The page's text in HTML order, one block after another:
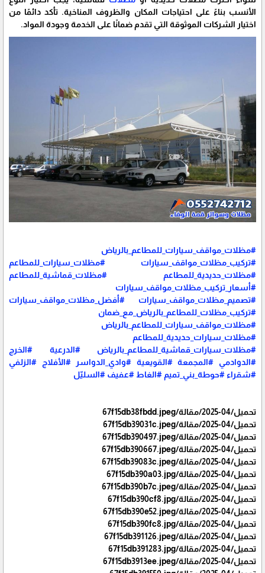
الأنسب بناءً على احتياجات المكان والظروف المناخية. تأكد دائمًا من
اختيار الشركات الموثوقة التي تقدم ضمانًا على الخدمة وجودة المواد.
#مظلات_مواقف_سيارات_للمطاعم_بالرياض
#تركيب_مظلات_مواقف_سيارات
#مظلات_سيارات_للمطاعم
#مظلات_حديدية_للمطاعم
#مظلات_قماشية_للمطاعم
#أسعار_تركيب_مظلات_مواقف_سيارات
#تصميم_مظلات_مواقف_سيارات
#أفضل_مظلات_مواقف_سيارات
#تركيب_مظلات_للمطاعم_بالرياض_مع_ضمان
#مظلات_مواقف_سيارات_للمطاعم_بالرياض
#مظلات_سيارات_حديدية_للمطاعم
#مظلات_سيارات_قماشية_للمطاعم_بالرياض
#الدرعية
#الخرج
#الدوادمي
#المجمعة #القويعية #وادي_الدواسر #الأفلاج
#الزلفي
#شقراء #حوطة_بني_تميم #الغاط #عفيف #السليّل
تحميل/04-2025/مقالة/67f15db38fbdd.jpeg
تحميل/04-2025/مقالة/67f15db39031c.jpeg
تحميل/04-2025/مقالة/67f15db390497.jpeg
تحميل/04-2025/مقالة/67f15db390667.jpeg
تحميل/04-2025/مقالة/67f15db39083c.jpeg
تحميل/04-2025/مقالة/67f15db390a03.jpg
تحميل/04-2025/مقالة/67f15db390b7c.jpeg
تحميل/04-2025/مقالة/67f15db390cf8.jpg
تحميل/04-2025/مقالة/67f15db390e52.jpeg
تحميل/04-2025/مقالة/67f15db390fc8.jpg
تحميل/04-2025/مقالة/67f15db391126.jpeg
تحميل/04-2025/مقالة/67f15db391283.jpg
تحميل/04-2025/مقالة/67f15db3913ee.jpeg